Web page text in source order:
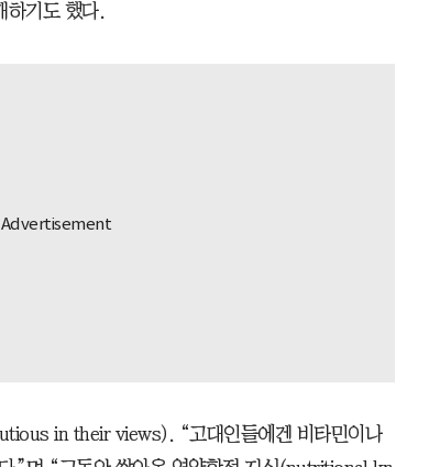
기도 했다.
in their views). “고대인들에겐 비타민이나